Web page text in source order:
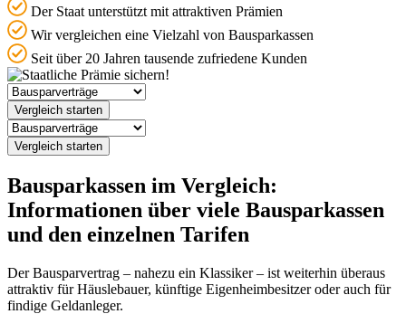
Der Staat unterstützt mit attraktiven Prämien
Wir vergleichen eine Vielzahl von Bausparkassen
Seit über 20 Jahren tausende zufriedene Kunden
Vergleich starten
Vergleich starten
Bausparkassen im Vergleich:
Informationen über viele Bausparkassen
und den einzelnen Tarifen
Der Bausparvertrag – nahezu ein Klassiker – ist weiterhin überaus
attraktiv für Häuslebauer, künftige Eigenheimbesitzer oder auch für
findige Geldanleger.